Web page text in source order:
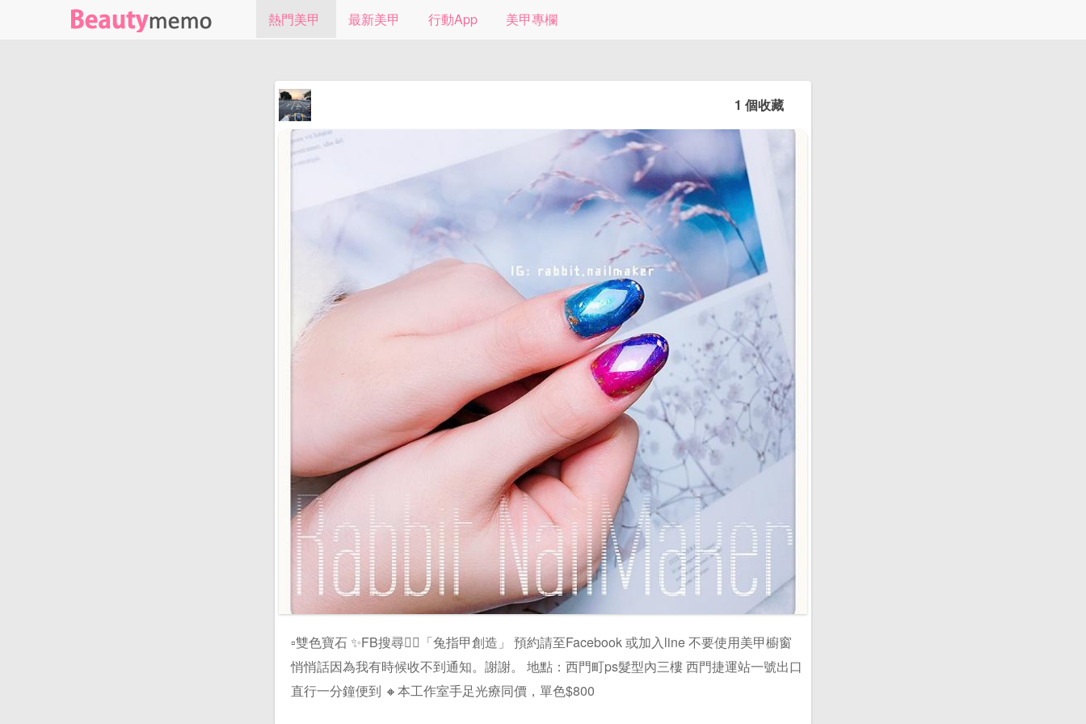
熱門美甲 最新美甲 行動App 美甲專欄
1 個收藏
▫️雙色寶石 ✨FB搜尋👉🏻「兔指甲創造」 預約請至Facebook 或加入line 不要使用美甲櫥窗
悄悄話因為我有時候收不到通知。謝謝。 地點：西門町ps髮型內三樓 西門捷運站一號出口
直行一分鐘便到 🔸本工作室手足光療同價，單色$800